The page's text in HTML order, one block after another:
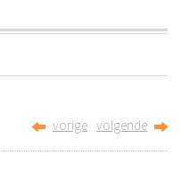
vorige volgende